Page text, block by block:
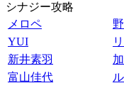
シナジー攻略
メロペ
YUI
新井素羽
富山佳代